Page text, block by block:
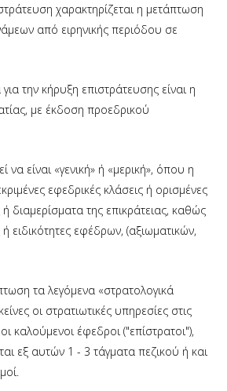
χαρακτηρίζεται η μετάπτωση
από ειρηνικής περιόδου σε
την κήρυξη επιστράτευσης είναι η
με έκδοση προεδρικού
να είναι «γενική» ή «μερική», όπου η
εφεδρικές κλάσεις ή ορισμένες
ή διαμερίσματα της επικράτειας, καθώς
ή ειδικότητες εφέδρων, (αξιωματικών,
τα λεγόμενα «στρατολογικά
οι στρατιωτικές υπηρεσίες στις
καλούμενοι έφεδροι ("επίστρατοι"),
εξ αυτών 1 - 3 τάγματα πεζικού ή και